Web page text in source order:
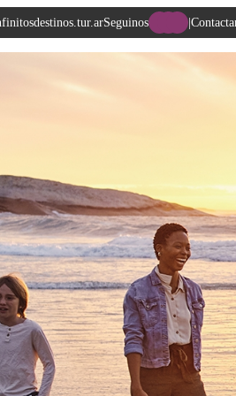
Seguinos |